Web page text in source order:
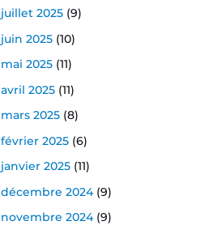
juillet 2025 (9)
juin 2025 (10)
mai 2025 (11)
avril 2025 (11)
mars 2025 (8)
février 2025 (6)
janvier 2025 (11)
décembre 2024(9)
novembre 2024(9)